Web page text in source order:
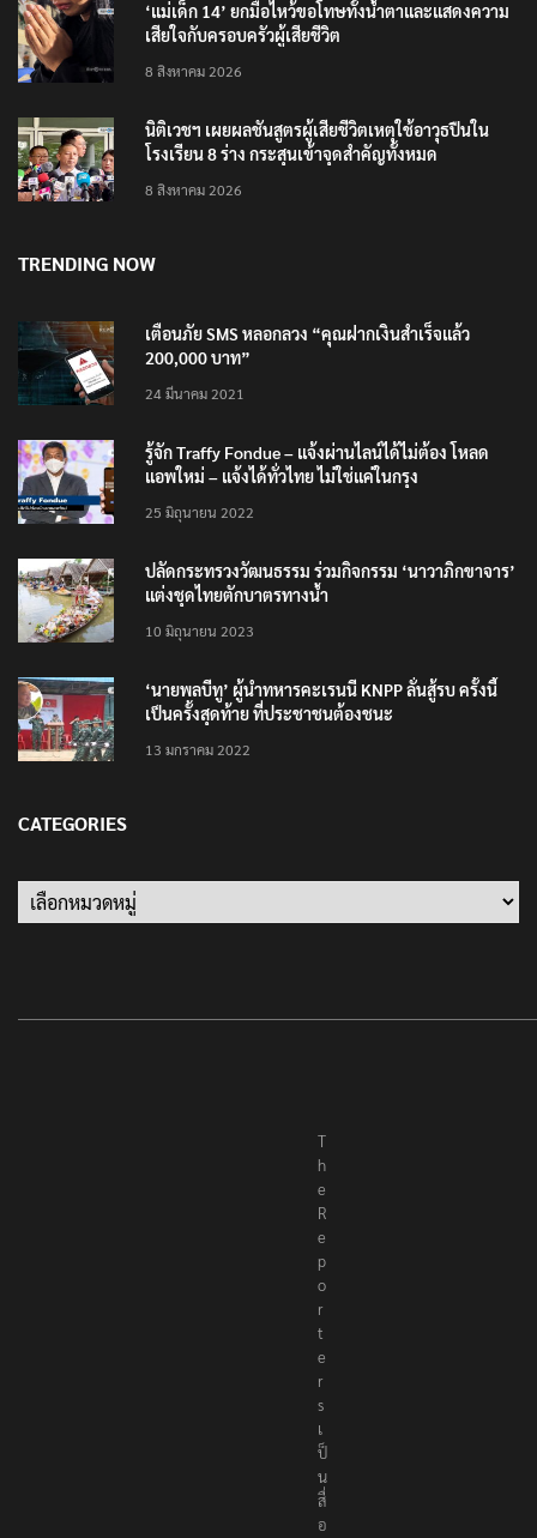
‘แม่เด็ก 14’ ยกมือไหว้ขอโทษทั้งน้ำตาและแสดงความ
เสียใจกับครอบครัวผู้เสียชีวิต
8 สิงหาคม 2026
นิติเวชฯ เผยผลชันสูตรผู้เสียชีวิตเหตุใช้อาวุธปืนใน
โรงเรียน 8 ร่าง กระสุนเข้าจุดสำคัญทั้งหมด
8 สิงหาคม 2026
TRENDING NOW
เตือนภัย SMS หลอกลวง “คุณฝากเงินสำเร็จแล้ว
200,000 บาท”
24 มีนาคม 2021
รู้จัก Traffy Fondue – แจ้งผ่านไลน์ได้ไม่ต้อง โหลด
แอพใหม่ – แจ้งได้ทั่วไทย ไม่ใช่แค่ในกรุง
25 มิถุนายน 2022
ปลัดกระทรวงวัฒนธรรม ร่วมกิจกรรม ‘นาวาภิกขาจาร’
แต่งชุดไทยตักบาตรทางน้ำ
10 มิถุนายน 2023
‘นายพลบีทู’ ผู้นำทหารคะเรนนี KNPP ลั่นสู้รบ ครั้งนี้
เป็นครั้งสุดท้าย ที่ประชาชนต้องชนะ
13 มกราคม 2022
CATEGORIES
Categories
T
h
e
R
e
p
o
r
t
e
r
s
เ
ป็
น
สื่
อ